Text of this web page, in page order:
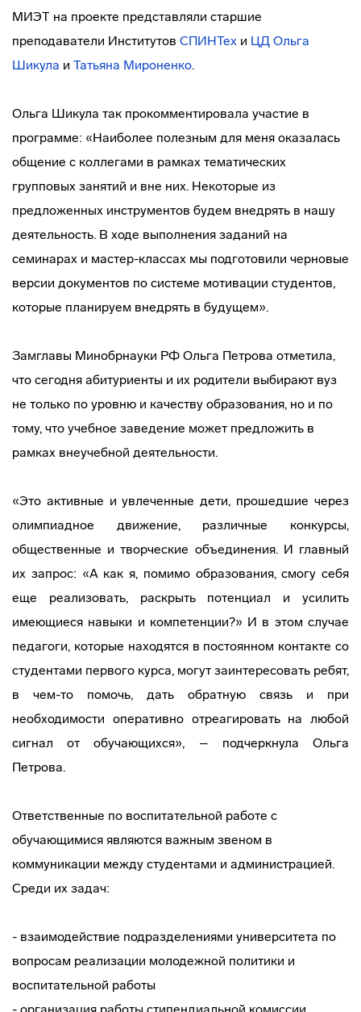
МИЭТ на проекте представляли старшие
преподаватели Институтов СПИНТех и ЦД Ольга
Шикула и Татьяна Мироненко.
Ольга Шикула так прокомментировала участие в
программе: «Наиболее полезным для меня оказалась
общение с коллегами в рамках тематических
групповых занятий и вне них. Некоторые из
предложенных инструментов будем внедрять в нашу
деятельность. В ходе выполнения заданий на
семинарах и мастер-классах мы подготовили черновые
версии документов по системе мотивации студентов,
которые планируем внедрять в будущем».
Замглавы Минобрнауки РФ Ольга Петрова отметила,
что сегодня абитуриенты и их родители выбирают вуз
не только по уровню и качеству образования, но и по
тому, что учебное заведение может предложить в
рамках внеучебной деятельности.
«Это активные и увлеченные дети, прошедшие через
олимпиадное движение, различные конкурсы,
общественные и творческие объединения. И главный
их запрос: «А как я, помимо образования, смогу себя
еще реализовать, раскрыть потенциал и усилить
имеющиеся навыки и компетенции?» И в этом случае
педагоги, которые находятся в постоянном контакте со
студентами первого курса, могут заинтересовать ребят,
в чем-то помочь, дать обратную связь и при
необходимости оперативно отреагировать на любой
сигнал от обучающихся», – подчеркнула Ольга
Петрова.
Ответственные по воспитательной работе с
обучающимися являются важным звеном в
коммуникации между студентами и администрацией.
Среди их задач:
- взаимодействие подразделениями университета по
вопросам реализации молодежной политики и
воспитательной работы